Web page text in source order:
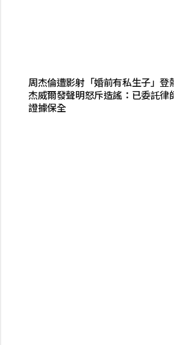
周杰倫遭影射「婚前有私生子」登
杰威爾發聲明怒斥造謠：已委託律
證據保全